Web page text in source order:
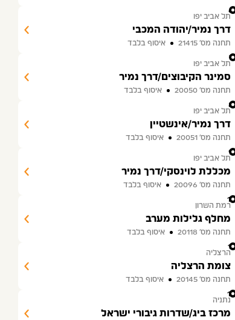
6
תל אביב יפו
דרך נמיר/יהודה המכבי
תחנה מס׳ 21415
איסוף בלבד
7
תל אביב יפו
סמינר הקיבוצים/דרך נמיר
תחנה מס׳ 20050
איסוף בלבד
8
תל אביב יפו
דרך נמיר/אינשטיין
תחנה מס׳ 20051
איסוף בלבד
9
תל אביב יפו
מכללת לוינסקי/דרך נמיר
תחנה מס׳ 20096
איסוף בלבד
10
רמת השרון
מחלף גלילות מערב
תחנה מס׳ 20118
איסוף בלבד
11
הרצליה
צומת הרצליה
תחנה מס׳ 20145
איסוף בלבד
12
נתניה
מרכז ביג/שדרות גיבורי ישראל